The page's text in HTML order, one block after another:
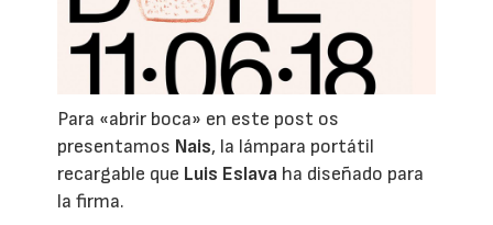
Para «abrir boca» en este post os
presentamos Nais, la lámpara portátil
recargable que Luis Eslava ha diseñado para
la firma.